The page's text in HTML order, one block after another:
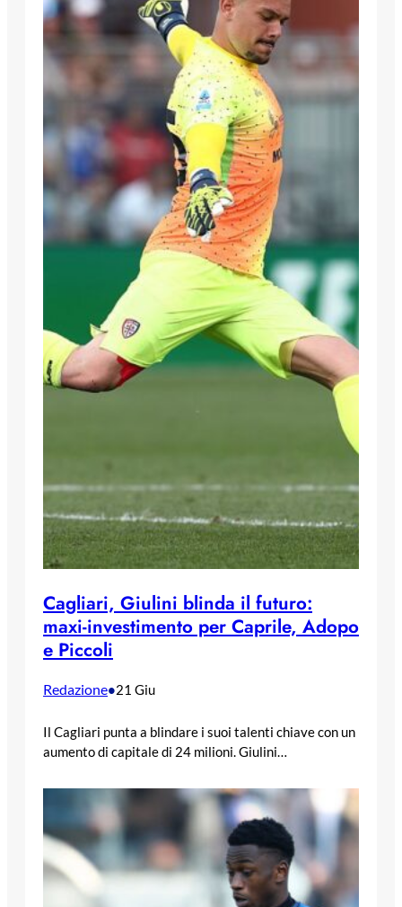
Cagliari, Giulini blinda il futuro:
maxi-investimento per Caprile, Adopo
e Piccoli
Redazione•21 Giu
Il Cagliari punta a blindare i suoi talenti chiave con un
aumento di capitale di 24 milioni. Giulini…